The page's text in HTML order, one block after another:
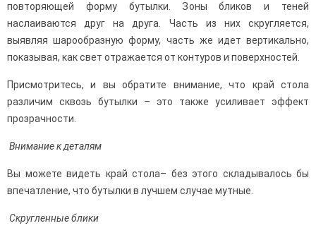
повторяющей форму бутылки. Зоны бликов и теней
наслаиваются друг на друга. Часть из них скругляется,
выявляя шарообразную форму, часть же идет вертикально,
показывая, как свет отражается от контуров и поверхностей.
Присмотритесь, и вы обратите внимание, что край стола
различим сквозь бутылки – это также усиливает эффект
прозрачности.
Внимание к деталям
Вы можете видеть край стола– без этого складывалось бы
впечатление, что бутылки в лучшем случае мутные.
Скругленные блики